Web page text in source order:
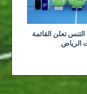
تعلن القائمة
الرياض